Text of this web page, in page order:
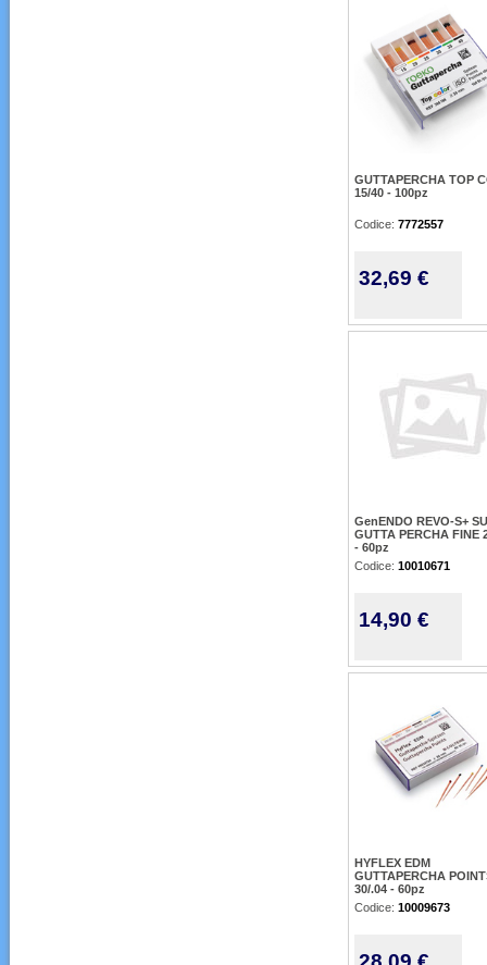
GUTTAPERCHA TOP
15/40 - 100pz
Codice: 7772557
32,69 €
GenENDO REVO-S+ SU
GUTTA PERCHA FINE
- 60pz
Codice: 10010671
14,90 €
HYFLEX EDM
GUTTAPERCHA
30/.04 - 60pz
Codice: 10009673